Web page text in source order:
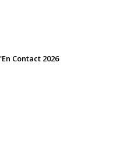
Contact 2026